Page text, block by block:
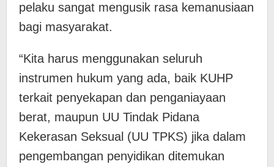
pelaku sangat mengusik rasa kemanusiaan
bagi masyarakat.
“Kita harus menggunakan seluruh
instrumen hukum yang ada, baik KUHP
terkait penyekapan dan penganiayaan
berat, maupun UU Tindak Pidana
Kekerasan Seksual (UU TPKS) jika dalam
pengembangan penyidikan ditemukan